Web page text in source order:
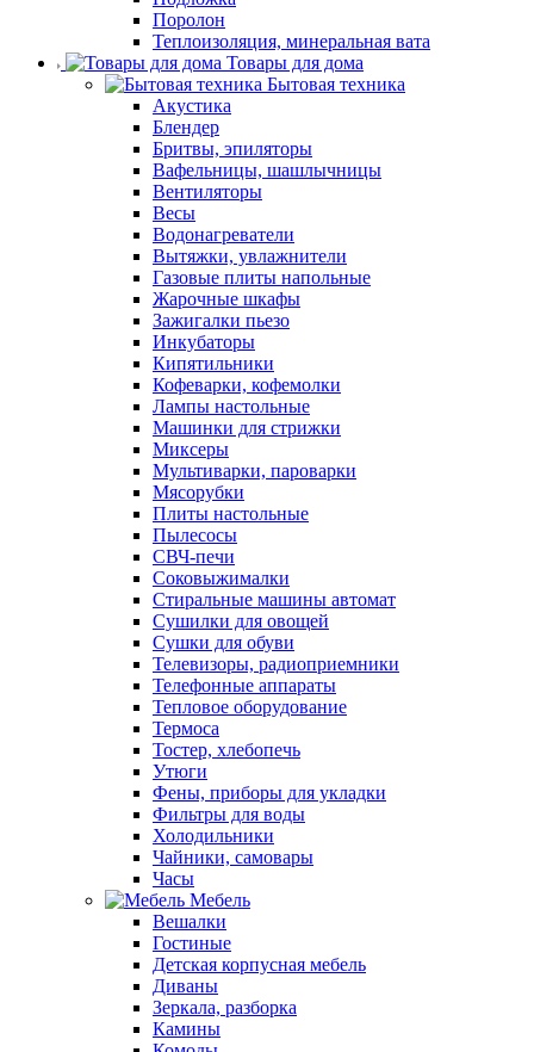
Поролон
Теплоизоляция, минеральная вата
Товары для дома
Бытовая техника
Акустика
Блендер
Бритвы, эпиляторы
Вафельницы, шашлычницы
Вентиляторы
Весы
Водонагреватели
Вытяжки, увлажнители
Газовые плиты напольные
Жарочные шкафы
Зажигалки пьезо
Инкубаторы
Кипятильники
Кофеварки, кофемолки
Лампы настольные
Машинки для стрижки
Миксеры
Мультиварки, пароварки
Мясорубки
Плиты настольные
Пылесосы
СВЧ-печи
Соковыжималки
Стиральные машины автомат
Сушилки для овощей
Сушки для обуви
Телевизоры, радиоприемники
Телефонные аппараты
Тепловое оборудование
Термоса
Тостер, хлебопечь
Утюги
Фены, приборы для укладки
Фильтры для воды
Холодильники
Чайники, самовары
Часы
Мебель
Вешалки
Гостиные
Детская корпусная мебель
Диваны
Зеркала, разборка
Камины